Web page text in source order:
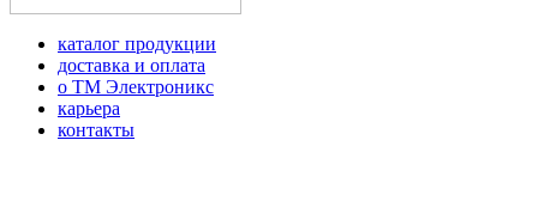
каталог продукции
доставка и оплата
о ТМ Электроникс
карьера
контакты